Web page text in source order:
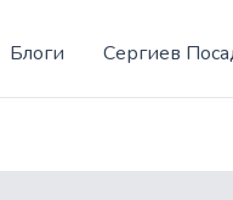
Блоги Сергиев